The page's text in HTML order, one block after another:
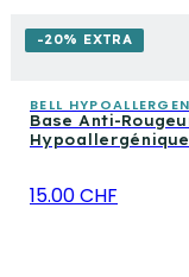
-20% EXTRA
BELL
Base Anti-
15.00 CHF